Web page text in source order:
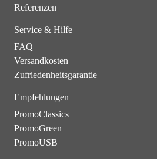
Referenzen
Service & Hilfe
FAQ
Versandkosten
Zufriedenheitsgarantie
Empfehlungen
PromoClassics
PromoGreen
PromoUSB